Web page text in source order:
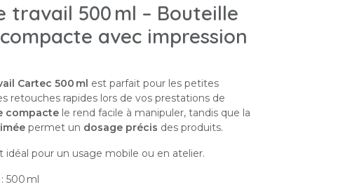
travail 500 ml – Bouteille
avec impression
Cartec 500 ml est parfait pour les petites
retouches rapides lors de vos prestations de
compacte le rend facile à manipuler, tandis que la
permet un dosage précis des produits.
idéal pour un usage mobile ou en atelier.
500 ml